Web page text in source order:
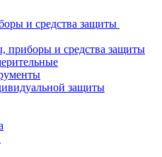
и средства защиты
приборы и средства защиты
защиты